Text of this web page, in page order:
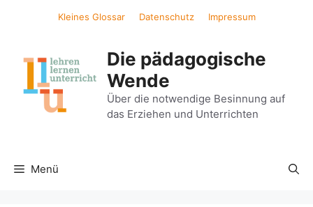
Kleines Glossar Datenschutz Impressum
Die pädagogische
Wende
Über die notwendige Besinnung auf
das Erziehen und Unterrichten
Menü